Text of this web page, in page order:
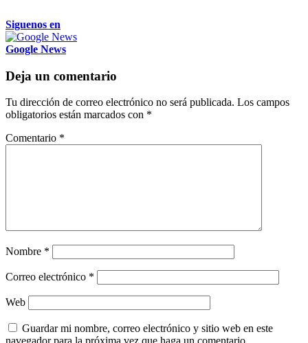
Siguenos en
Google News
Deja un comentario
Tu dirección de correo electrónico no será publicada. Los campos
obligatorios están marcados con *
Comentario *
Nombre *
Correo electrónico *
Web
Guardar mi nombre, correo electrónico y sitio web en este